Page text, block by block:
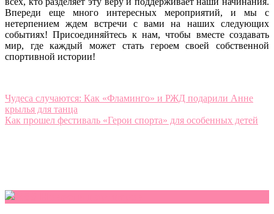
Впереди еще много интересных мероприятий, и мы с
нетерпением ждем встречи с вами на наших следующих
событиях! Присоединяйтесь к нам, чтобы вместе создавать
мир, где каждый может стать героем своей собственной
спортивной истории!
Навигация
по
Чудеса случаются: Как «Фламинго» и РЖД подарили Анне
крылья для танца
Как прошел фестиваль «Герои спорта» для особенных детей